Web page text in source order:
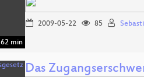
62 min
2009-05-22 85
Das